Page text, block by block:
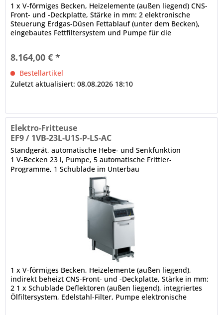
1 x V-förmiges Becken, Heizelemente (außen liegend) CNS-
Front- und -Deckplatte, Stärke in mm: 2 elektronische
Steuerung Erdgas-Düsen Fettablauf (unter dem Becken),
eingebautes Fettfiltersystem und Pumpe für die
8.164,00 € *
Bestellartikel
Zuletzt aktualisiert: 08.08.2026 18:10
Elektro-Fritteuse
EF9 / 1VB-23L-U1S-P-LS-AC
Standgerät, automatische Hebe- und Senkfunktion
1 V-Becken 23 l, Pumpe, 5 automatische Frittier-
Programme, 1 Schublade im Unterbau
1 x V-förmiges Becken, Heizelemente (außen liegend),
indirekt beheizt CNS-Front- und -Deckplatte, Stärke in mm:
2 1 x Schublade Deflektoren (außen liegend), integriertes
Ölfiltersystem, Edelstahl-Filter, Pumpe elektronische